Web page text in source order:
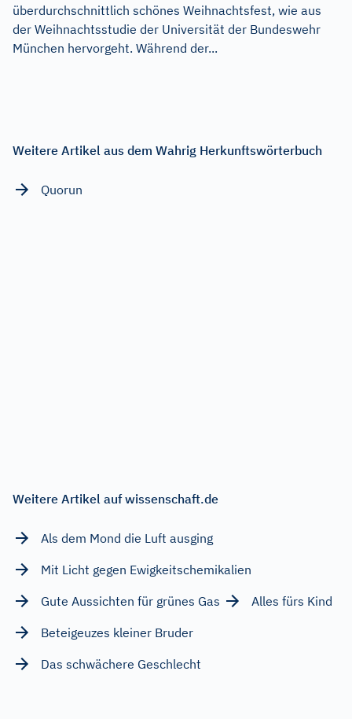
überdurchschnittlich schönes Weihnachtsfest, wie aus
der Weihnachtsstudie der Universität der Bundeswehr
München hervorgeht. Während der...
Weitere Artikel aus dem Wahrig Herkunftswörterbuch
Quorun
Weitere Artikel auf wissenschaft.de
Als dem Mond die Luft ausging
Mit Licht gegen Ewigkeitschemikalien
Gute Aussichten für grünes Gas
Alles fürs Kind
Beteigeuzes kleiner Bruder
Das schwächere Geschlecht